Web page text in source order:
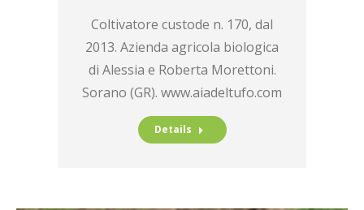
Coltivatore custode n. 170, dal
2013. Azienda agricola biologica
di Alessia e Roberta Morettoni.
Sorano (GR). www.aiadeltufo.com
Details